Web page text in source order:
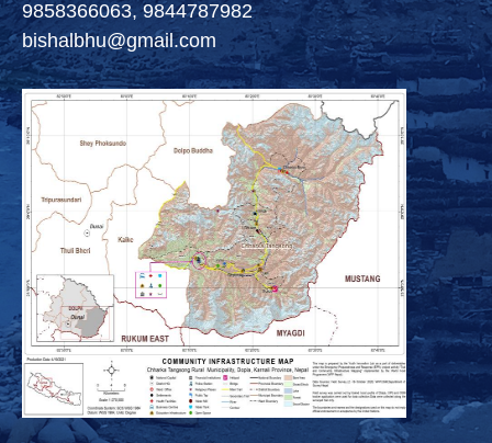
9858366063, 9844787982
bishalbhu@gmail.com